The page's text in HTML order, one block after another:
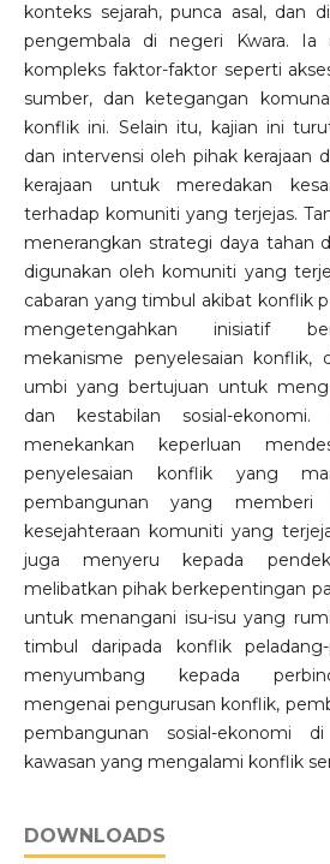
konteks sejarah, punca asal, dan
pengembala di negeri Kwara. Ia
kompleks faktor-faktor seperti
sumber, dan ketegangan
konflik ini. Selain itu, kajian ini
dan intervensi oleh pihak kerajaan
kerajaan untuk meredakan
terhadap komuniti yang terjejas.
menerangkan strategi daya tahan
digunakan oleh komuniti yang
cabaran yang timbul akibat konflik
mengetengahkan inisiatif
mekanisme penyelesaian konflik,
umbi yang bertujuan untuk
dan kestabilan sosial-
menekankan keperluan
penyelesaian konflik yang
pembangunan yang memberi
kesejahteraan komuniti yang
juga menyeru kepada
melibatkan pihak berkepentingan
untuk menangani isu-isu yang
timbul daripada konflik
menyumbang kepada
mengenai pengurusan konflik,
pembangunan sosial-ekonomi
kawasan yang mengalami konflik
DOWNLOADS